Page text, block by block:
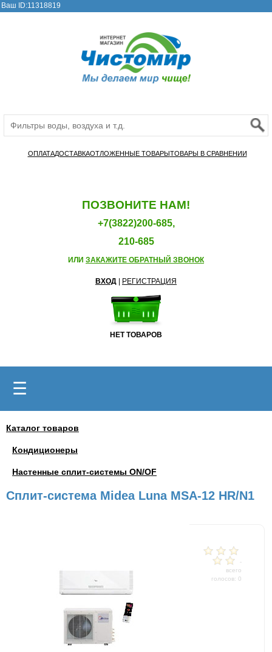
Ваш ID:11318819
ОПЛАТАДОСТАВКАОТЛОЖЕННЫЕ ТОВАРЫТОВАРЫ В СРАВНЕНИИ
ПОЗВОНИТЕ НАМ!
+7(3822)200-685,
210-685
ИЛИ ЗАКАЖИТЕ ОБРАТНЫЙ ЗВОНОК
ВХОД РЕГИСТРАЦИЯ
НЕТ ТОВАРОВ
☰
Каталог товаров
Кондиционеры
Настенные сплит-системы ON/OF
Сплит-система Midea Luna MSA-12 HR/N1
-
всего
голосов: 0